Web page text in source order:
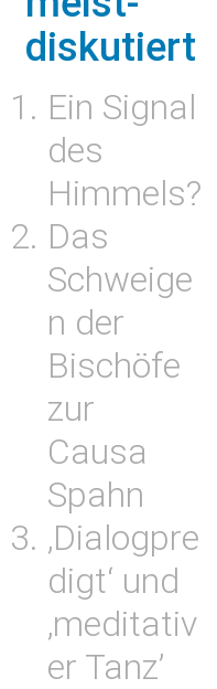
diskutiert
Ein Signal
des
Himmels?
Das
Schweige
n der
Bischöfe
zur
Causa
Spahn
‚Dialogpre
digt‘ und
‚meditativ
er Tanz’